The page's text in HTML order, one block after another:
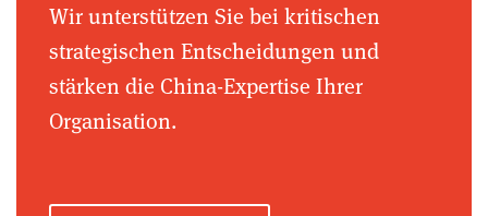
Wir unterstützen Sie bei kritischen
strategischen Entscheidungen und
stärken die China-Expertise Ihrer
Organisation.